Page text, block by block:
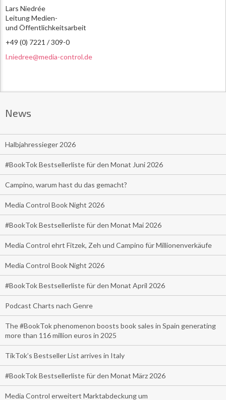
Lars Niedrée
Leitung Medien-
und Öffentlichkeitsarbeit
+49 (0) 7221 / 309-0
l.niedree@media-control.de
News
Halbjahressieger 2026
#BookTok Bestsellerliste für den Monat Juni 2026
Campino, warum hast du das gemacht?
Media Control Book Night 2026
#BookTok Bestsellerliste für den Monat Mai 2026
Media Control ehrt Fitzek, Zeh und Campino für Millionenverkäufe
Media Control Book Night 2026
#BookTok Bestsellerliste für den Monat April 2026
Podcast Charts nach Genre
The #BookTok phenomenon boosts book sales in Spain generating
more than 116 million euros in 2025
TikTok’s Bestseller List arrives in Italy
#BookTok Bestsellerliste für den Monat März 2026
Media Control erweitert Marktabdeckung um